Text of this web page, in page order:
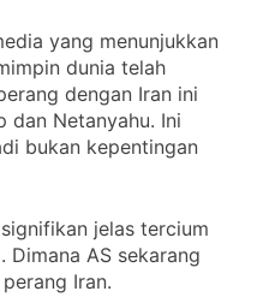
yang menunjukkan
dunia telah
dengan Iran ini
dan Netanyahu. Ini
bukan kepentingan
jelas tercium
AS sekarang
Iran.